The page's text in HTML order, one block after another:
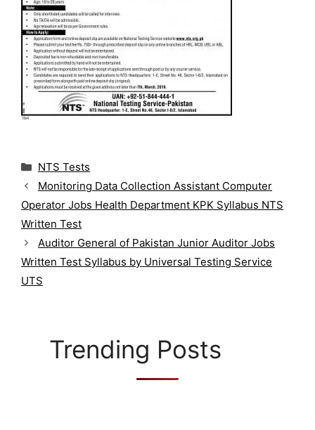
C
a
t
e
g
o
r
i
e
NTS Tests
Monitoring Data Collection Assistant Computer
Operator Jobs Health Department KPK Syllabus NTS
Written Test
Auditor General of Pakistan Junior Auditor Jobs
Written Test Syllabus by Universal Testing Service
UTS
Trending Posts